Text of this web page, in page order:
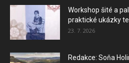
Workshop šité a
praktické ukázky
23. 7. 2026
Redakce: Soňa